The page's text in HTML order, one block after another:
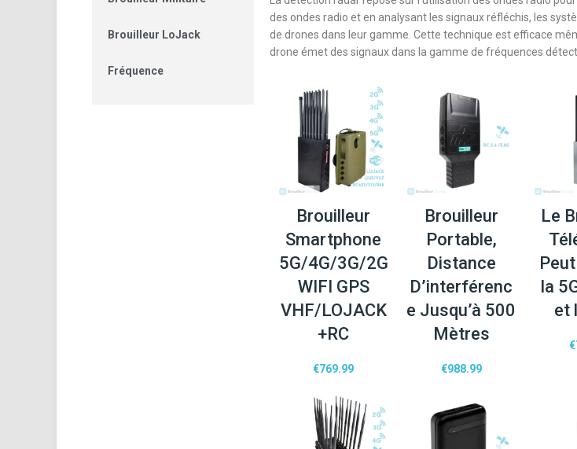
Brouilleur LoJack
Fréquence
des ondes radio et en analysant les signaux réfléchis, les
de drones dans leur gamme. Cette technique est efficace
drone émet des signaux dans la gamme de fréquences
Brouilleur
Smartphone
5G/4G/3G/2G
WIFI GPS
VHF/LOJACK
+RC
€769.99
Brouilleur
Portable,
Distance
D’interférenc
e Jusqu’à 500
Mètres
€988.99
Le
la
et
€